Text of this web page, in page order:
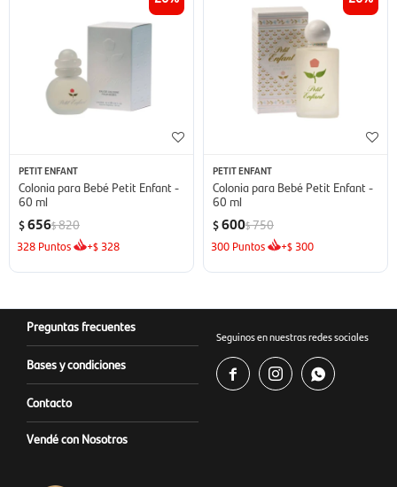
PETIT ENFANT
Colonia para Bebé Petit Enfant -
60 ml
$656$820
328 Puntos +$ 328
PETIT ENFANT
Colonia para Bebé Petit Enfant -
60 ml
$600$750
300 Puntos +$ 300
Preguntas frecuentes
Bases y condiciones
Contacto
Vendé con Nosotros
Seguinos en nuestras redes sociales
  